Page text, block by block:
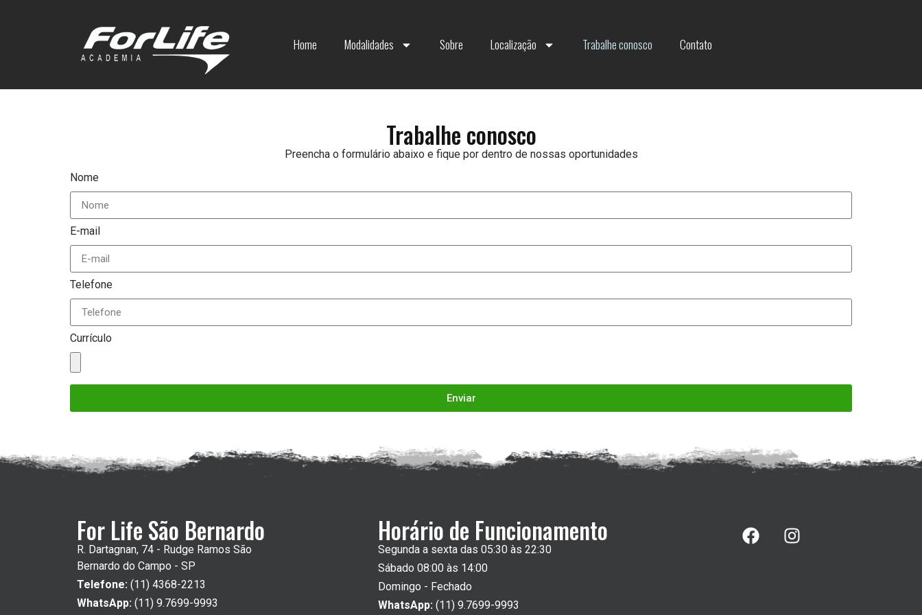
Home Modalidades Sobre Localização Trabalhe conosco Contato
Trabalhe conosco
Preencha o formulário abaixo e fique por dentro de nossas oportunidades
Nome
E-mail
Telefone
Currículo
Enviar
For Life São Bernardo
R. Dartagnan, 74 - Rudge Ramos São
Bernardo do Campo - SP
Telefone: (11) 4368-2213
WhatsApp: (11) 9.7699-9993
Horário de Funcionamento
Segunda a sexta das 05:30 às 22:30
Sábado 08:00 às 14:00
Domingo - Fechado
WhatsApp: (11) 9.7699-9993